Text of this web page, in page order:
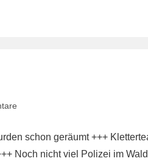
schon geräumt +++
Noch nicht viel Polizei im